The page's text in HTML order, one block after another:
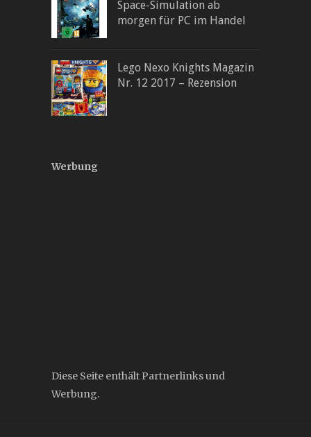
Space-Simulation ab
morgen für PC im Handel
Lego Nexo Knights Magazin
Nr. 12 2017 – Rezension
Werbung
Diese Seite enthält Partnerlinks und
Werbung.